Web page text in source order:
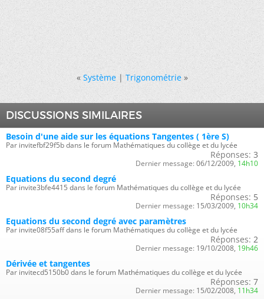
« Système|Trigonométrie »
DISCUSSIONS SIMILAIRES
Besoin d'une aide sur les équations Tangentes ( 1ère S)
Par invitefbf29f5b dans le forum Mathématiques du collège et du lycée
Réponses: 3
Dernier message: 06/12/2009, 14h10
Equations du second degré
Par invite3bfe4415 dans le forum Mathématiques du collège et du lycée
Réponses: 5
Dernier message: 15/03/2009, 10h34
Equations du second degré avec paramètres
Par invite08f55aff dans le forum Mathématiques du collège et du lycée
Réponses: 2
Dernier message: 19/10/2008, 19h46
Dérivée et tangentes
Par invitecd5150b0 dans le forum Mathématiques du collège et du lycée
Réponses: 7
Dernier message: 15/02/2008, 11h34